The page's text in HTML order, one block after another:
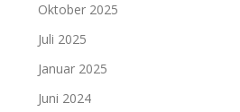
Oktober 2025
Juli 2025
Januar 2025
Juni 2024